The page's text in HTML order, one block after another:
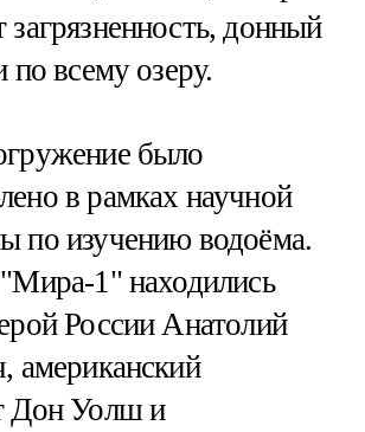
загрязненность, донный
по всему озеру.
было
в рамках научной
по изучению водоёма.
1" находились
России Анатолий
американский
Дон Уолш и